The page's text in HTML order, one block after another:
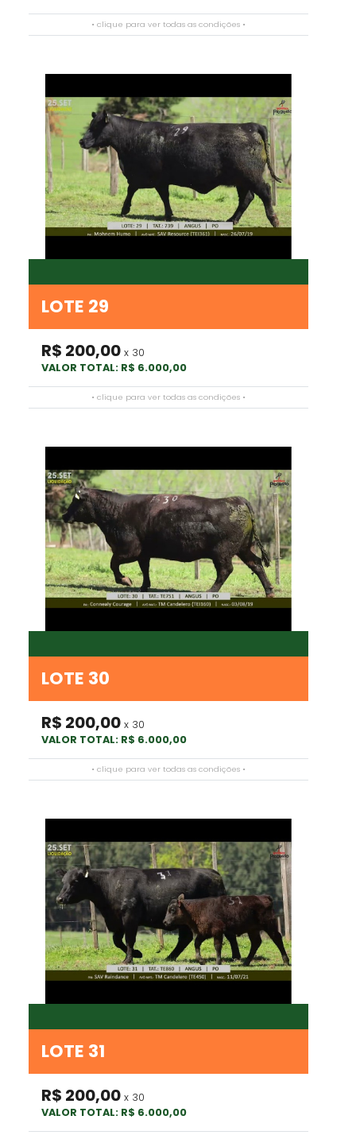
• clique para ver todas as condições •
LOTE 29
R$ 200,00 x 30
VALOR TOTAL: R$ 6.000,00
• clique para ver todas as condições •
LOTE 30
R$ 200,00 x 30
VALOR TOTAL: R$ 6.000,00
• clique para ver todas as condições •
LOTE 31
R$ 200,00 x 30
VALOR TOTAL: R$ 6.000,00